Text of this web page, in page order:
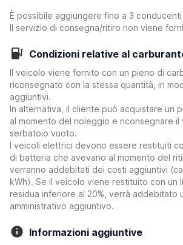
È possibile aggiungere fino a 3
Il servizio di consegna/ritiro non viene
Condizioni relative al
Il veicolo viene fornito con un pieno di
riconsegnato con la stessa quantità, in
aggiuntivi.
In alternativa, il cliente può acquistare un
al momento del noleggio e riconsegnare il
serbatoio vuoto.
I veicoli elettrici devono essere restituiti
di batteria che avevano al momento del
verranno addebitati dei costi aggiuntivi
kWh). Se il veicolo viene restituito con un
residua inferiore al 20%, verrà addebitato
amministrativo aggiuntivo.
Informazioni aggiuntive